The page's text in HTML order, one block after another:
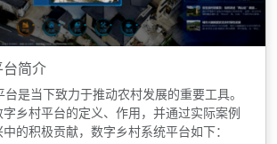
简介
是当下致力于推动农村发展的重要工具。
乡村平台的定义、作用，并通过实际案例
的积极贡献，数字乡村系统平台如下：